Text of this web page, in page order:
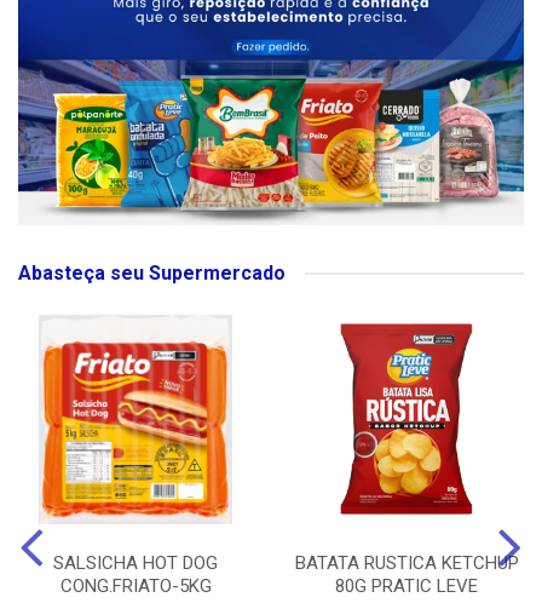
Abasteça seu Supermercado
SALSICHA HOT DOG
CONG.FRIATO-5KG
BATATA RUSTICA KETCHUP
80G PRATIC LEVE